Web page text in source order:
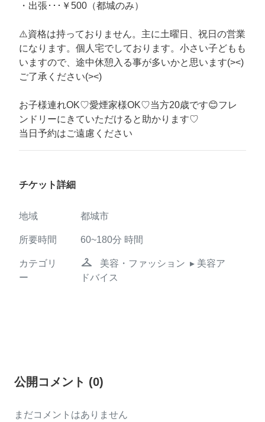
・出張･･･￥500（都城のみ）
⚠️資格は持っておりません。主に土曜日、祝日の営業
になります。個人宅でしております。小さい子どもも
いますので、途中休憩入る事が多いかと思います(><)
ご了承ください(><)
お子様連れOK♡愛煙家様OK♡当方20歳です😊フレ
ンドリーにきていただけると助かります♡
当日予約はご遠慮ください
チケット詳細
地域 都城市
所要時間 60~180分 時間
カテゴリ
ー
checkroom 美容・ファッション ▸ 美容ア
ドバイス
公開コメント (0)
まだコメントはありません